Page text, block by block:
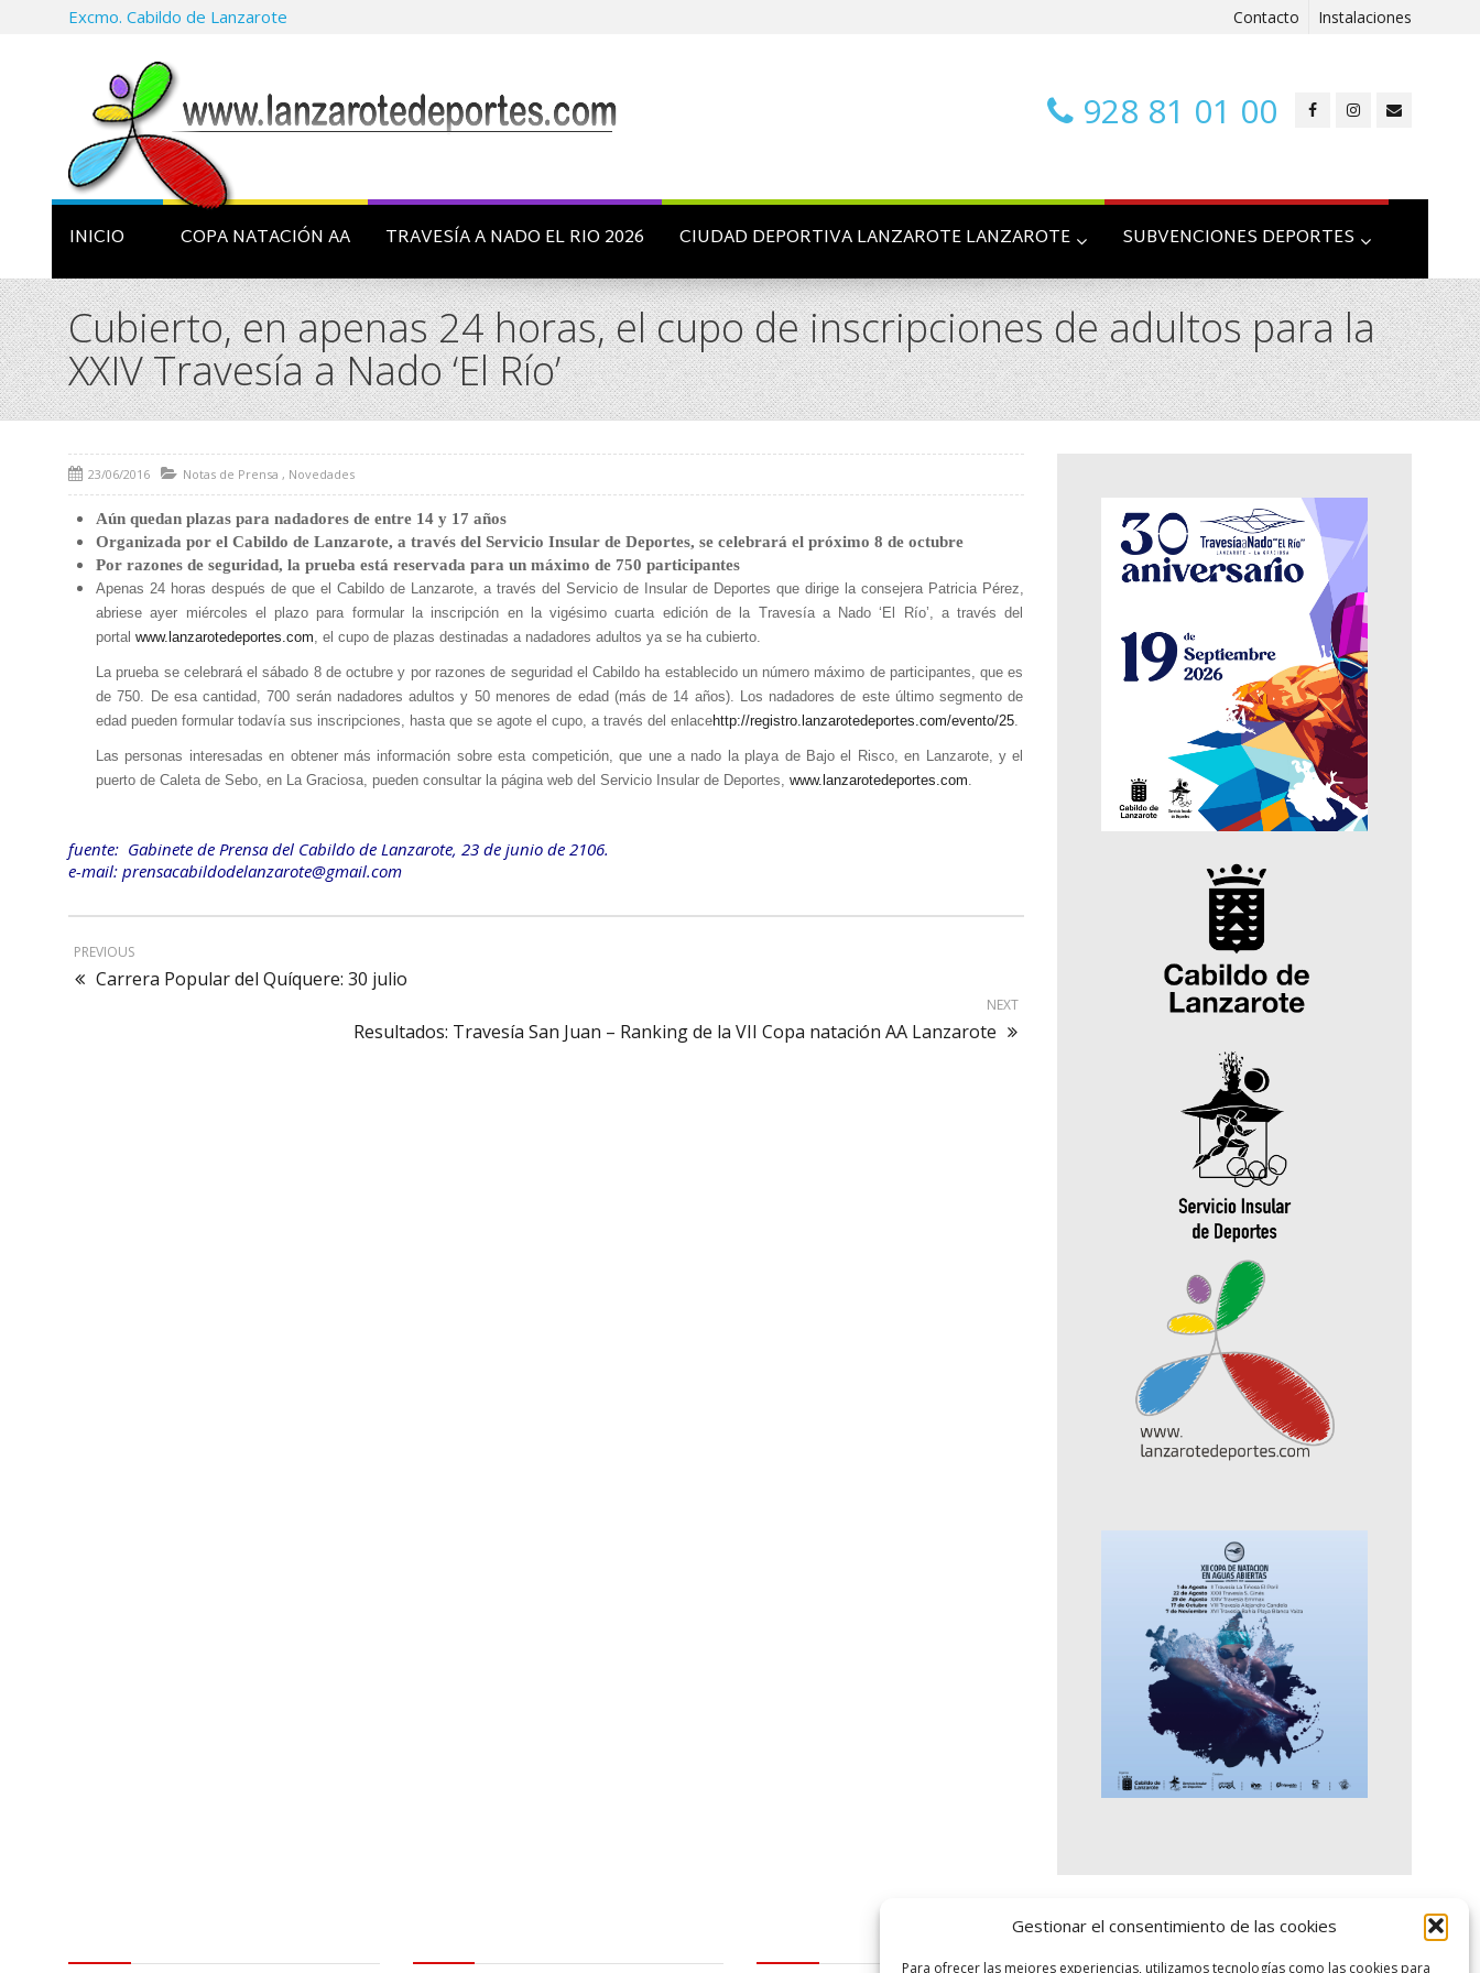
Gestionar el consentimiento de las cookies
Para ofrecer las mejores experiencias, utilizamos tecnologías como las cookies para
Excmo. Cabildo de Lanzarote Contacto Instalaciones
928 81 01 00
INICIO COPA NATACIÓN AA TRAVESÍA A NADO EL RIO 2026 CIUDAD DEPORTIVA LANZAROTE LANZAROTE SUBVENCIONES DEPORTES
Cubierto, en apenas 24 horas, el cupo de inscripciones de adultos para la
XXIV Travesía a Nado ‘El Río’
23/06/2016 Notas de Prensa , Novedades
Aún quedan plazas para nadadores de entre 14 y 17 años
Organizada por el Cabildo de Lanzarote, a través del Servicio Insular de Deportes, se celebrará el próximo 8 de octubre
Por razones de seguridad, la prueba está reservada para un máximo de 750 participantes
Apenas 24 horas después de que el Cabildo de Lanzarote, a través del Servicio de Insular de Deportes que dirige la consejera Patricia Pérez,
abriese ayer miércoles el plazo para formular la inscripción en la vigésimo cuarta edición de la Travesía a Nado ‘El Río’, a través del
portal www.lanzarotedeportes.com, el cupo de plazas destinadas a nadadores adultos ya se ha cubierto.
La prueba se celebrará el sábado 8 de octubre y por razones de seguridad el Cabildo ha establecido un número máximo de participantes, que es
de 750. De esa cantidad, 700 serán nadadores adultos y 50 menores de edad (más de 14 años). Los nadadores de este último segmento de
edad pueden formular todavía sus inscripciones, hasta que se agote el cupo, a través del enlacehttp://registro. lanzarotedeportes.com/evento/25.
Las personas interesadas en obtener más información sobre esta competición, que une a nado la playa de Bajo el Risco, en Lanzarote, y el
puerto de Caleta de Sebo, en La Graciosa, pueden consultar la página web del Servicio Insular de Deportes, www.lanzarotedeportes.com.
fuente: Gabinete de Prensa del Cabildo de Lanzarote, 23 de junio de 2106.
e-mail: prensacabildodelanzarote@gmail.com
PREVIOUS
Carrera Popular del Quíquere: 30 julio
NEXT
Resultados: Travesía San Juan – Ranking de la VII Copa natación AA Lanzarote
logo SID